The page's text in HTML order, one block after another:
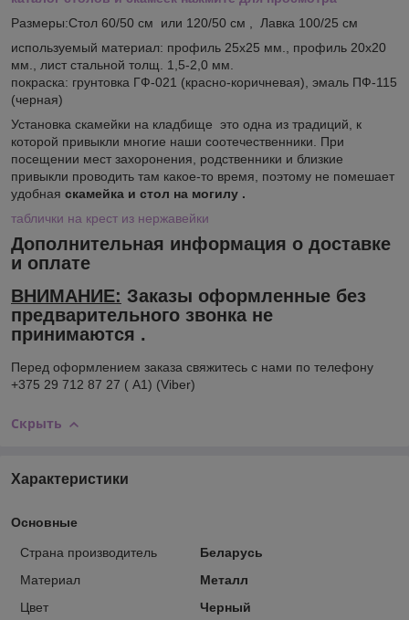
Размеры:Стол 60/50 см или 120/50 см , Лавка 100/25 см
используемый материал: профиль 25х25 мм., профиль 20х20
мм., лист стальной толщ. 1,5-2,0 мм.
покраска: грунтовка ГФ-021 (красно-коричневая), эмаль ПФ-115
(черная)
Установка скамейки на кладбище это одна из традиций, к
которой привыкли многие наши соотечественники. При
посещении мест захоронения, родственники и близкие
привыкли проводить там какое-то время, поэтому не помешает
удобная скамейка и стол на могилу .
таблички на крест из нержавейки
Дополнительная информация о доставке
и оплате
ВНИМАНИЕ: Заказы оформленные без
предварительного звонка не
принимаются .
Перед оформлением заказа свяжитесь с нами по телефону
+375 29 712 87 27 ( А1) (Viber)
Скрыть
Характеристики
Основные
Страна производитель
Беларусь
Материал
Металл
Цвет
Черный